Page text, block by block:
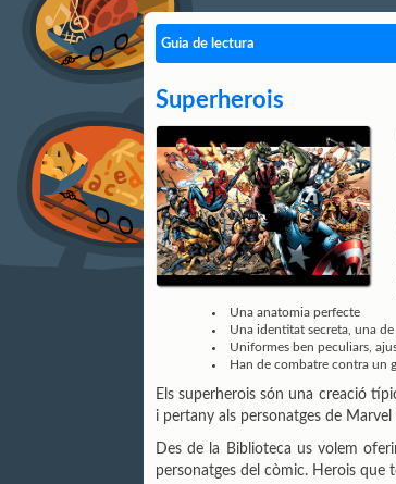
Guia de lectura
Superherois
Una anatomia perfecte
Una identitat secreta, una
Uniformes ben peculiars,
Han de combatre contra un
Els superherois són una creació
i pertany als personatges de
Des de la Biblioteca us volem
personatges del còmic. Herois que